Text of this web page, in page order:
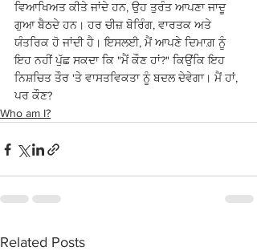
ਵਿਆਖਿਅਤ ਕੀਤੇ ਜਾਂਦੇ ਹਨ, ਉਹ ਤੁਰੰਤ ਆਪਣਾ ਜਾਦੂ
ਗੁਆ ਬੈਠਦੇ ਹਨ। ਹਰ ਚੀਜ਼ ਬੋਰਿੰਗ, ਵਾਰਤਕ ਅਤੇ
ਯੰਤਰਿਕ ਹੋ ਜਾਂਦੀ ਹੈ। ਇਸਲਈ, ਮੈਂ ਆਪਣੇ ਦਿਮਾਗ਼ ਨੂੰ
ਇਹ ਨਹੀਂ ਪੁੱਛ ਸਕਦਾ ਕਿ "ਮੈਂ ਕੌਣ ਹਾਂ?" ਕਿਉਂਕਿ ਇਹ
ਨਿਸ਼ਚਿਤ ਤੌਰ 'ਤੇ ਵਾਸਤਵਿਕਤਾ ਨੂੰ ਬਦਲ ਦੇਵੇਗਾ। ਮੈਂ ਹਾਂ,
ਪਰ ਕੌਣ?
Who am I?
Related Posts